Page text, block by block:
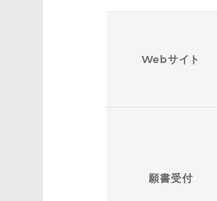
Webサイト
願書受付